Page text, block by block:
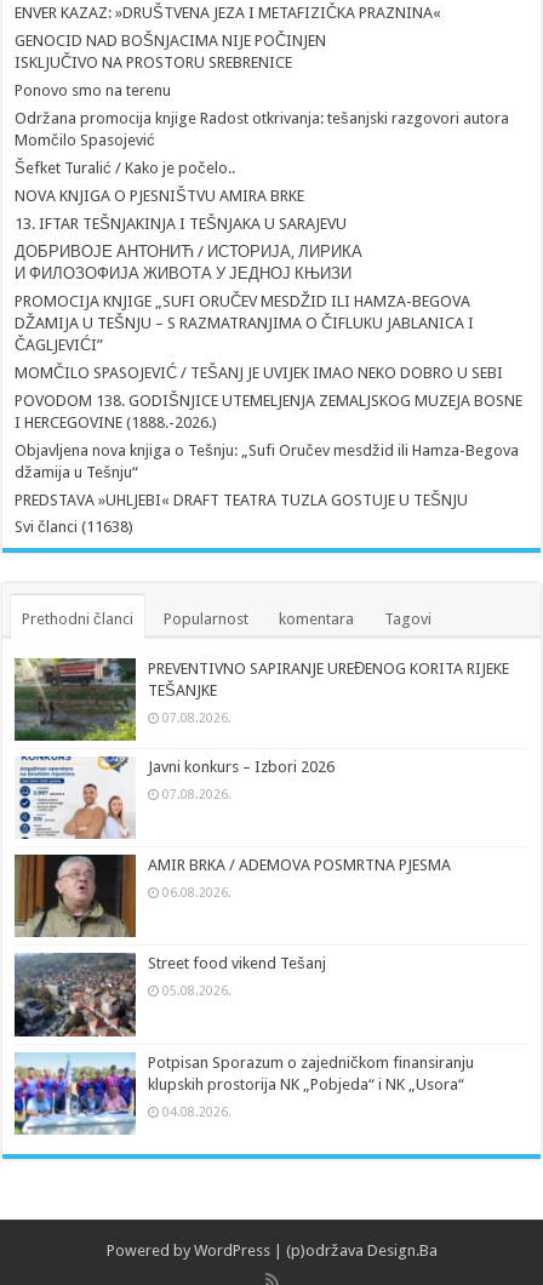
ENVER KAZAZ: »DRUŠTVENA JEZA I METAFIZIČKA PRAZNINA«
GENOCID NAD BOŠNJACIMA NIJE POČINJEN
ISKLJUČIVO NA PROSTORU SREBRENICE
Ponovo smo na terenu
Održana promocija knjige Radost otkrivanja: tešanjski razgovori autora
Momčilo Spasojević
Šefket Turalić / Kako je počelo..
NOVA KNJIGA O PJESNIŠTVU AMIRA BRKE
13. IFTAR TEŠNJAKINJA I TEŠNJAKA U SARAJEVU
ДОБРИВОЈЕ АНТОНИЋ / ИСТОРИЈА, ЛИРИКА
И ФИЛОЗОФИЈА ЖИВОТА У ЈЕДНОЈ КЊИЗИ
PROMOCIJA KNJIGE „SUFI ORUČEV MESDŽID ILI HAMZA-BEGOVA
DŽAMIJA U TEŠNJU – S RAZMATRANJIMA O ČIFLUKU JABLANICA I
ČAGLJEVIĆI”
MOMČILO SPASOJEVIĆ / TEŠANJ JE UVIJEK IMAO NEKO DOBRO U SEBI
POVODOM 138. GODIŠNJICE UTEMELJENJA ZEMALJSKOG MUZEJA BOSNE
I HERCEGOVINE (1888.-2026.)
Objavljena nova knjiga o Tešnju: „Sufi Oručev mesdžid ili Hamza-Begova
džamija u Tešnju“
PREDSTAVA »UHLJEBI« DRAFT TEATRA TUZLA GOSTUJE U TEŠNJU
Svi članci (11638)
Prethodni članci Popularnost komentara Tagovi
PREVENTIVNO SAPIRANJE UREĐENOG KORITA RIJEKE
TEŠANJKE
07.08.2026.
Javni konkurs – Izbori 2026
07.08.2026.
AMIR BRKA / ADEMOVA POSMRTNA PJESMA
06.08.2026.
Street food vikend Tešanj
05.08.2026.
Potpisan Sporazum o zajedničkom finansiranju
klupskih prostorija NK „Pobjeda“ i NK „Usora“
04.08.2026.
Powered by WordPress| (p)održava Design.Ba